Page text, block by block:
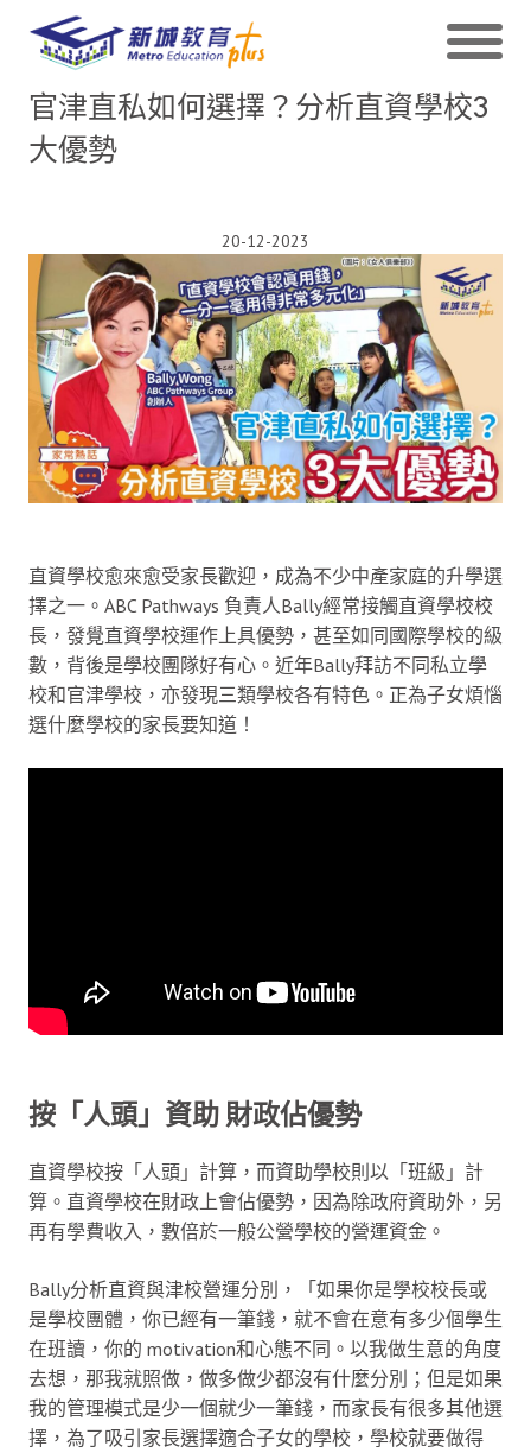
官津直私如何選擇？分析直資學校3
大優勢
20-12-2023
直資學校愈來愈受家長歡迎，成為不少中產家庭的升學選
擇之一。ABC Pathways 負責人Bally經常接觸直資學校校
長，發覺直資學校運作上具優勢，甚至如同國際學校的級
數，背後是學校團隊好有心。近年Bally拜訪不同私立學
校和官津學校，亦發現三類學校各有特色。正為子女煩惱
選什麼學校的家長要知道！
按「人頭」資助 財政佔優勢
直資學校按「人頭」計算，而資助學校則以「班級」計
算。直資學校在財政上會佔優勢，因為除政府資助外，另
再有學費收入，數倍於一般公營學校的營運資金。
Bally分析直資與津校營運分別，「如果你是學校校長或
是學校團體，你已經有一筆錢，就不會在意有多少個學生
在班讀，你的 motivation和心態不同。以我做生意的角度
去想，那我就照做，做多做少都沒有什麼分別；但是如果
我的管理模式是少一個就少一筆錢，而家長有很多其他選
擇，為了吸引家長選擇適合子女的學校，學校就要做得